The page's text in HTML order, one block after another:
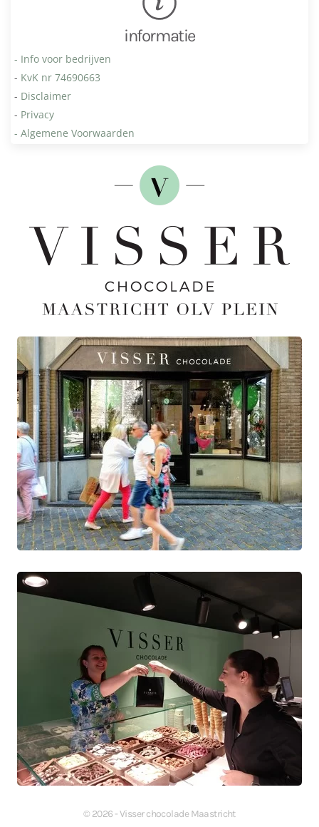
informatie
- Info voor bedrijven
- KvK nr 74690663
- Disclaimer
- Privacy
- Algemene Voorwaarden
© 2026 - Visser chocolade Maastricht